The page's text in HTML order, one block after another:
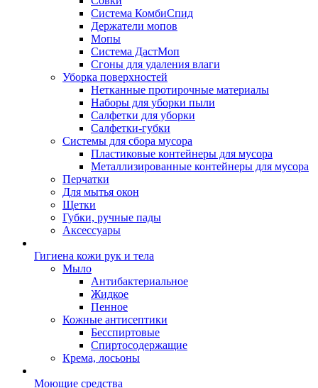
Система КомбиСпид
Держатели мопов
Мопы
Система ДастМоп
Сгоны для удаления влаги
Уборка поверхностей
Нетканные протирочные материалы
Наборы для уборки пыли
Салфетки для уборки
Салфетки-губки
Системы для сбора мусора
Пластиковые контейнеры для мусора
Металлизированные контейнеры для мусора
Перчатки
Для мытья окон
Щетки
Губки, ручные пады
Аксессуары
Гигиена кожи рук и тела
Мыло
Антибактериальное
Жидкое
Пенное
Кожные антисептики
Бесспиртовые
Cпиртосодержащие
Крема, лосьоны
Моющие средства